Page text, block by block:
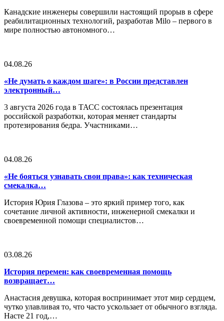
Канадские инженеры совершили настоящий прорыв в сфере
реабилитационных технологий, разработав Milo – первого в
мире полностью автономного…
04.08.26
«Не думать о каждом шаге»: в России представлен
электронный…
3 августа 2026 года в ТАСС состоялась презентация
российской разработки, которая меняет стандарты
протезирования бедра. Участниками…
04.08.26
«Не бояться узнавать свои права»: как техническая
смекалка…
История Юрия Глазова – это яркий пример того, как
сочетание личной активности, инженерной смекалки и
своевременной помощи специалистов…
03.08.26
История перемен: как своевременная помощь
возвращает…
Анастасия девушка, которая воспринимает этот мир сердцем,
чутко улавливая то, что часто ускользает от обычного взгляда.
Насте 21 год,…